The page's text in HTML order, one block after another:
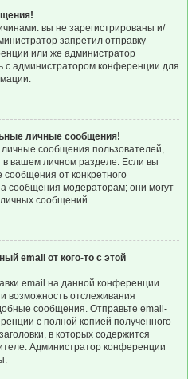
вы не зарегистрированы и/
запретил отправку
или же администратор
с администратором конференции для
личные сообщения!
сообщения пользователей,
вашем личном разделе. Если вы
от конкретного
сообщения модераторам; они могут
личных сообщений.
email от кого-то с этой
email на данной конференции
возможность отслеживания
сообщения. Отправьте email-
с полной копией полученного
в которых содержится
Администратор конференции